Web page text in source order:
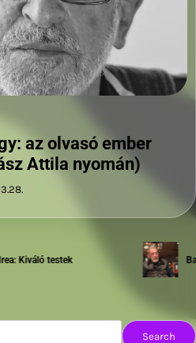
az olvasó ember
Attila nyomán)
testek
Search